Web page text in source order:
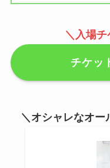
＼入場
チケッ
＼オシャレなオー